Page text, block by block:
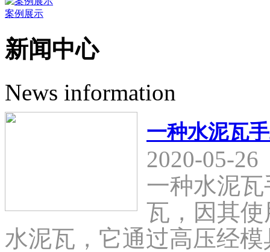
案例展示
新闻中心
News information
一种水泥瓦
2020-05-26
一种水泥
瓦，因其
水泥瓦，它通过高压经